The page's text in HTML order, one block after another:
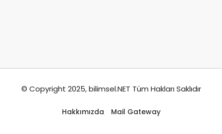
© Copyright 2025, bilimsel.NET Tüm Hakları Saklıdır
Hakkımızda Mail Gateway